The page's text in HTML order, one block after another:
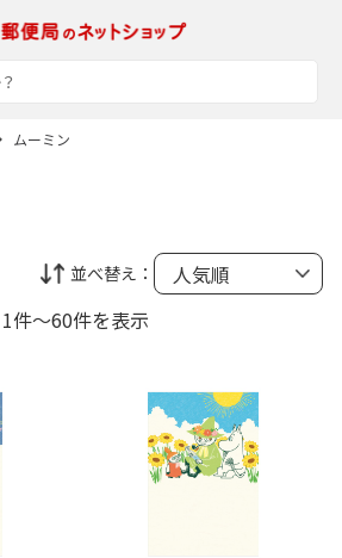
ムーミン
並べ替え：
1件～60件を表示